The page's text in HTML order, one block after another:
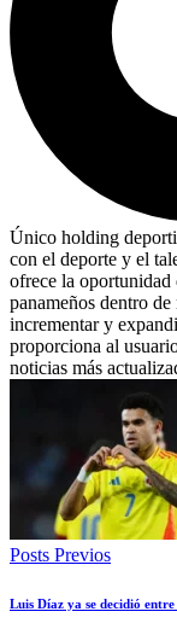
Único holding
con el deporte y el
ofrece la
panameños dentro
incrementar y
proporciona al
noticias más
Posts Previos
Luis Díaz ya se decidió